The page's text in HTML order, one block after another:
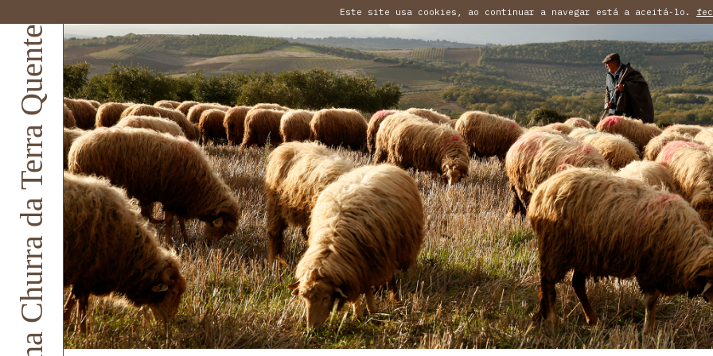
Este site usa cookies, ao continuar a navegar está a aceitá-lo.
Ovelha Churra da Terra Quente